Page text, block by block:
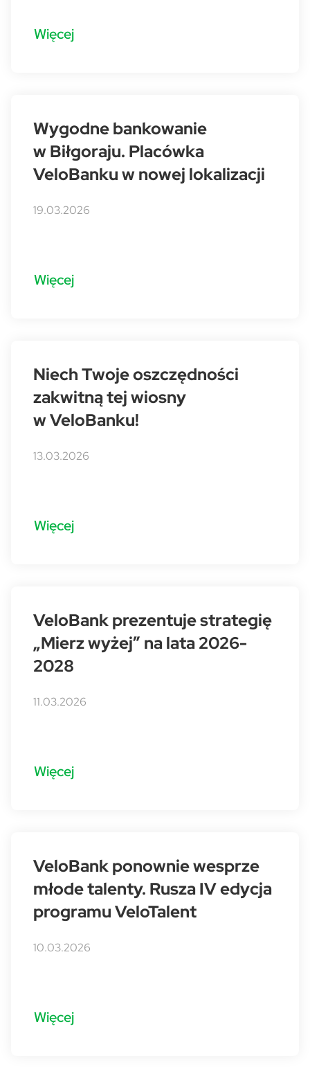
Więcej
Wygodne bankowanie
w Biłgoraju. Placówka
VeloBanku w nowej lokalizacji
19.03.2026
Więcej
Niech Twoje oszczędności
zakwitną tej wiosny
w VeloBanku!
13.03.2026
Więcej
VeloBank prezentuje strategię
„Mierz wyżej” na lata 2026-
2028
11.03.2026
Więcej
VeloBank ponownie wesprze
młode talenty. Rusza IV edycja
programu VeloTalent
10.03.2026
Więcej